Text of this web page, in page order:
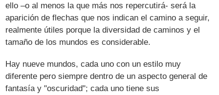
ello –o al menos la que más nos repercutirá- será la
aparición de flechas que nos indican el camino a seguir,
realmente útiles porque la diversidad de caminos y el
tamaño de los mundos es considerable.
Hay nueve mundos, cada uno con un estilo muy
diferente pero siempre dentro de un aspecto general de
fantasía y "oscuridad"; cada uno tiene sus